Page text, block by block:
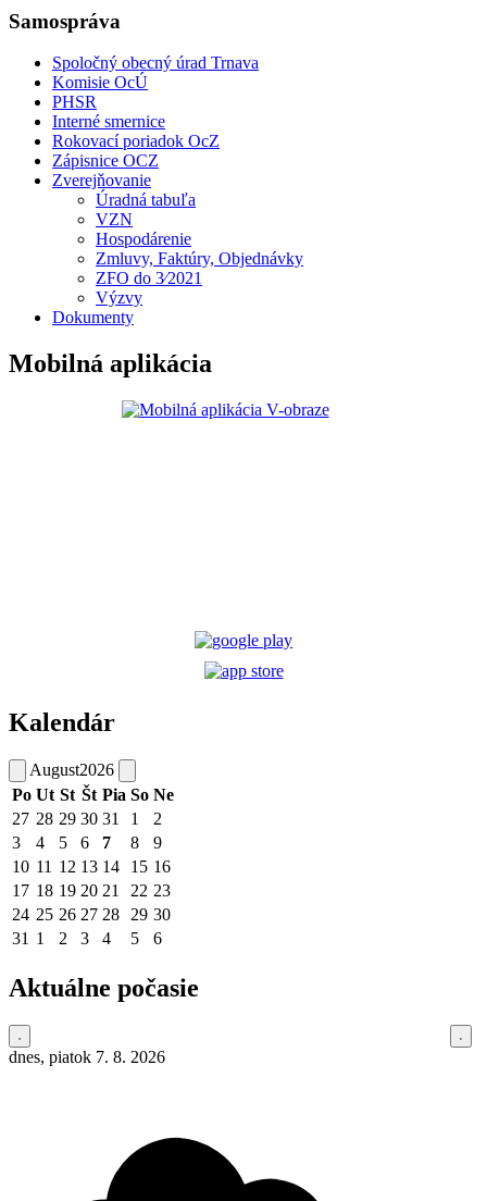
Samospráva
Spoločný obecný úrad Trnava
Komisie OcÚ
PHSR
Interné smernice
Rokovací poriadok OcZ
Zápisnice OCZ
Zverejňovanie
Úradná tabuľa
VZN
Hospodárenie
Zmluvy, Faktúry, Objednávky
ZFO do 3⁄2021
Výzvy
Dokumenty
Mobilná aplikácia
Kalendár
August2026
Po Ut St Št Pia So Ne
27 28 29 30 31 1
2
3
4 5 6 7 8
9
10 11 12 13 14 15 16
17 18 19 20 21 22 23
24 25 26 27 28 29 30
31 1 2 3 4 5 6
Aktuálne počasie
dnes, piatok 7. 8. 2026